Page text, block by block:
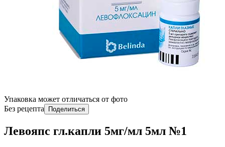
Упаковка может отличаться от фото
Без рецепта
Поделиться
Левояпс гл.капли 5мг/мл 5мл №1